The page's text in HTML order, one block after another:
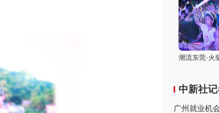
潮流东莞·火
中新社
广州就业机